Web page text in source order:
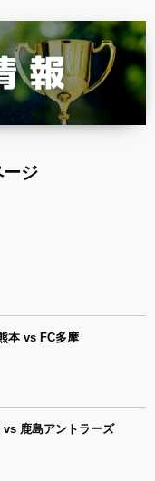
ージ
本 vs FC多摩
vs 鹿島アントラーズ